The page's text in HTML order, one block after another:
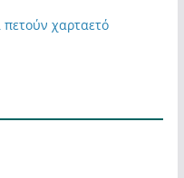
πετούν χαρταετό